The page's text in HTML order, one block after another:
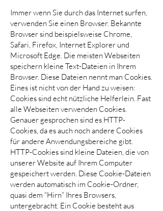
Immer wenn Sie durch das Internet surfen,
verwenden Sie einen Browser. Bekannte
Browser sind beispielsweise Chrome,
Safari, Firefox, Internet Explorer und
Microsoft Edge. Die meisten Webseiten
speichern kleine Text-Dateien in Ihrem
Browser. Diese Dateien nennt man Cookies.
Eines ist nicht von der Hand zu weisen:
Cookies sind echt nützliche Helferlein. Fast
alle Webseiten verwenden Cookies.
Genauer gesprochen sind es HTTP-
Cookies, da es auch noch andere Cookies
für andere Anwendungsbereiche gibt.
HTTP-Cookies sind kleine Dateien, die von
unserer Website auf Ihrem Computer
gespeichert werden. Diese Cookie-Dateien
werden automatisch im Cookie-Ordner,
quasi dem “Hirn” Ihres Browsers,
untergebracht. Ein Cookie besteht aus